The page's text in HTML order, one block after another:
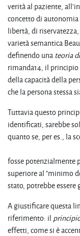
verità al paziente,
concetto di
libertà, di
varietà semantica
definendo unateoria
rimanda14, il
della capacità della
che la persona stessa
Tuttavia questo
identificati, sarebbe
quanto se, per es., la
fosse potenzialmente
superiore al "minimo
stato, potrebbe
A giustificare questa
riferimento: il
effetti, come si è